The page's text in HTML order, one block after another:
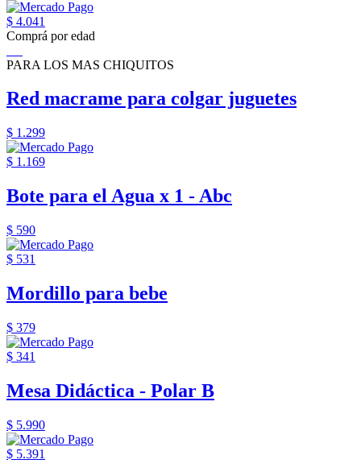
$ 4.041
Comprá por edad
PARA LOS MAS CHIQUITOS
Red macrame para colgar juguetes
$ 1.299
$ 1.169
Bote para el Agua x 1 - Abc
$ 590
$ 531
Mordillo para bebe
$ 379
$ 341
Mesa Didáctica - Polar B
$ 5.990
$ 5.391